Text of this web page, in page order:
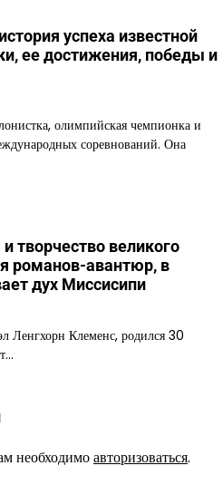
успеха известной
ее достижения, победы и
олимпийская чемпионка и
соревнований. Она
творчество великого
романов-авантюр, в
дух Миссисипи
Ленгхорн Клеменс, родился 30
необходимоавторизоваться.